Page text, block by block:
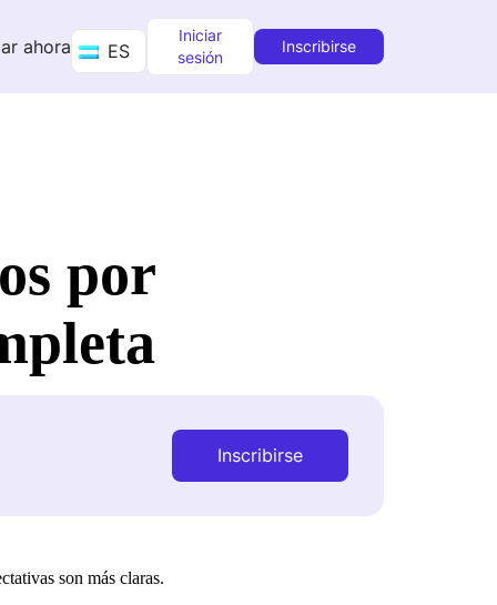
ahora ES
Iniciar
sesión
Inscribirse
por
Inscribirse
son más claras.